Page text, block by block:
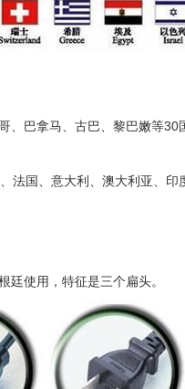
、巴拿马、古巴、黎巴嫩等30
法国、意大利、澳大利亚、
廷使用，特征是三个扁头。